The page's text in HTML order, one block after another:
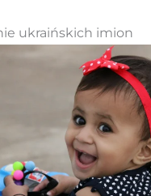
ukraińskich imion